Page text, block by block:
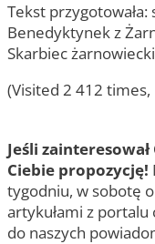
Tekst przygotowała:
Benedyktynek z
Skarbiec
(Visited 2 412
Jeśli
Ciebie propozycję!
tygodniu, w sobotę
artykułami z portalu
do naszych